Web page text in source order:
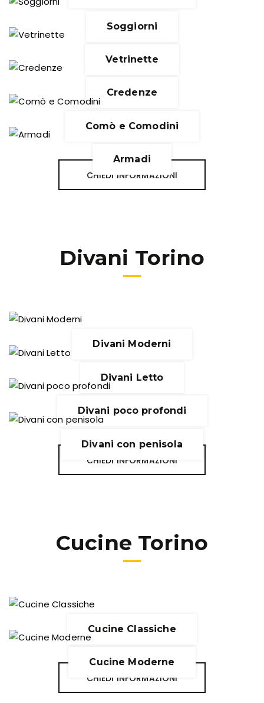
Soggiorni
Vetrinette
Credenze
Comò e Comodini
Armadi
CHIEDI INFORMAZIONI
Divani Torino
Divani Moderni
Divani Letto
Divani poco profondi
Divani con penisola
CHIEDI INFORMAZIONI
Cucine Torino
Cucine Classiche
Cucine Moderne
CHIEDI INFORMAZIONI